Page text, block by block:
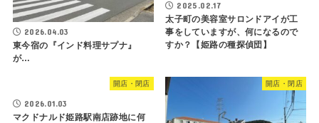
2026.04.03
東今宿の『インド料理サプナ』
が…
2025.02.17
太子町の美容室サロンドアイが工
事をしていますが、何になるので
すか？【姫路の種探偵団】
開店・閉店
2026.01.03
マクドナルド姫路駅南店跡地に何
開店・閉店